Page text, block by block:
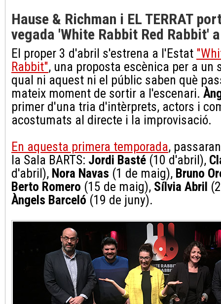
Hause & Richman i EL TERRAT
vegada 'White Rabbit Red Rabbit'
El proper 3 d'abril s'estrena a l'Estat
Rabbit", una proposta escènica per a un
qual ni aquest ni el públic saben què
mateix moment de sortir a l'escenari.
primer d'una tria d'intèrprets, actors i
acostumats al directe i la improvisació.
En aquesta primera temporada,
la Sala BARTS: Jordi Basté (10 d'abril),
d'abril), Nora Navas (1 de maig), Bruno
Berto Romero (15 de maig), Sílvia Abril
Àngels Barceló (19 de juny).